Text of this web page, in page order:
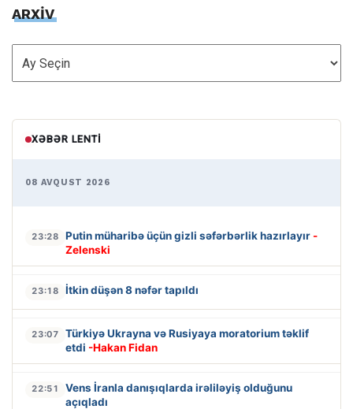
ARXİV
ARXİV
XƏBƏR LENTI
08 AVQUST 2026
23:28 Putin müharibə üçün gizli səfərbərlik hazırlayır -
Zelenski
23:18 İtkin düşən 8 nəfər tapıldı
23:07
Türkiyə Ukrayna və Rusiyaya moratorium təklif
etdi -Hakan Fidan
22:51
Vens İranla danışıqlarda irəliləyiş olduğunu
açıqladı